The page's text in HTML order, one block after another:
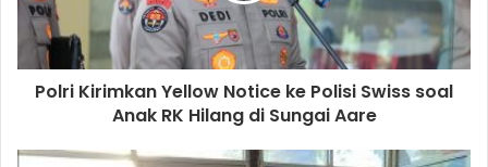
Polri Kirimkan Yellow Notice ke Polisi Swiss soal
Anak RK Hilang di Sungai Aare